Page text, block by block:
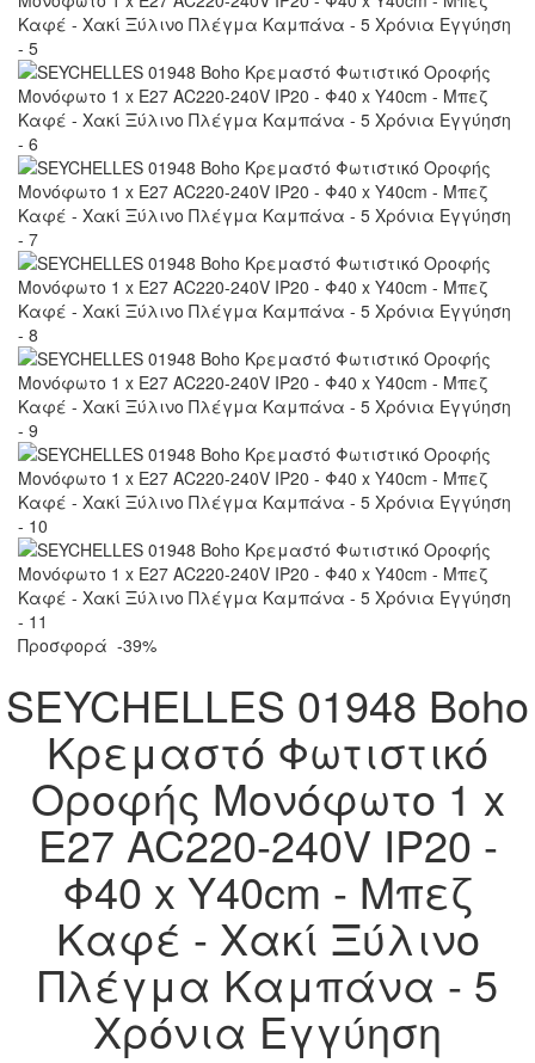
Προσφορά -39%
SEYCHELLES 01948 Boho
Κρεμαστό Φωτιστικό
Οροφής Μονόφωτο 1 x
E27 AC220-240V IP20 -
Φ40 x Υ40cm - Μπεζ
Καφέ - Χακί Ξύλινο
Πλέγμα Καμπάνα - 5
Χρόνια Εγγύηση